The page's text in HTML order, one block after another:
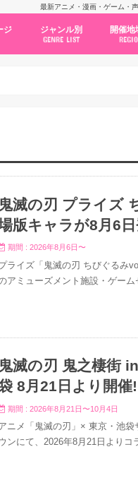
最新アニメ・漫画・ゲーム・
ジ ジャンル別
GENRE LIST
開催地
鬼滅の刃 プライズ
版キャラが8月6
期間 : 2026年8月6日〜
ライズ「鬼滅の刃 ちびぐるみ
アミューズメント施設・ゲー
鬼滅の刃 鬼之棲街
8月21日より開催!
期間 : 2026年8月21日〜10月4日
ニメ「鬼滅の刃」× 東京・池
ンにて、2026年8月21日よりコ